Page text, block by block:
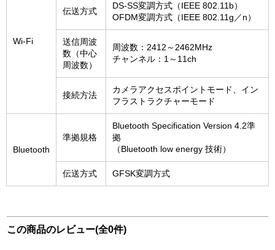
Wi-Fi
伝送方式
DS-SS変調方式（IEEE 802.11b）
OFDM変調方式（IEEE 802.11g／n）
送信周波
数（中心
周波数）
周波数：2412～2462MHz
チャンネル：1～11ch
接続方法
カメラアクセスポイントモード、イン
フラストラクチャーモード
Bluetooth
準拠規格
Bluetooth Specification Version 4.2準
拠
（Bluetooth low energy 技術）
伝送方式 GFSK変調方式
この商品のレビュー(全0件)